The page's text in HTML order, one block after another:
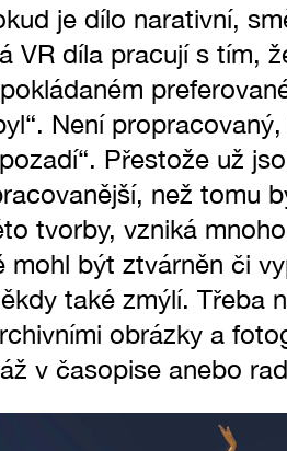
je dílo narativní,
VR díla pracují s tím,
Není
Přestože už
než tomu
tvorby, vzniká
mohl být ztvárněn či
také zmýlí. Třeba
obrázky a
v časopise anebo